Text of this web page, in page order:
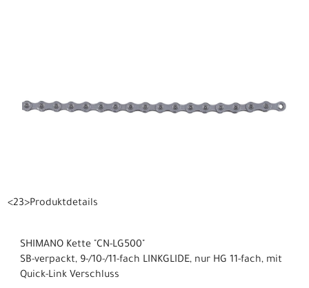
<23>Produktdetails
SHIMANO Kette "CN-LG500"
SB-verpackt, 9-/10-/11-fach LINKGLIDE, nur HG 11-fach, mit
Quick-Link Verschluss